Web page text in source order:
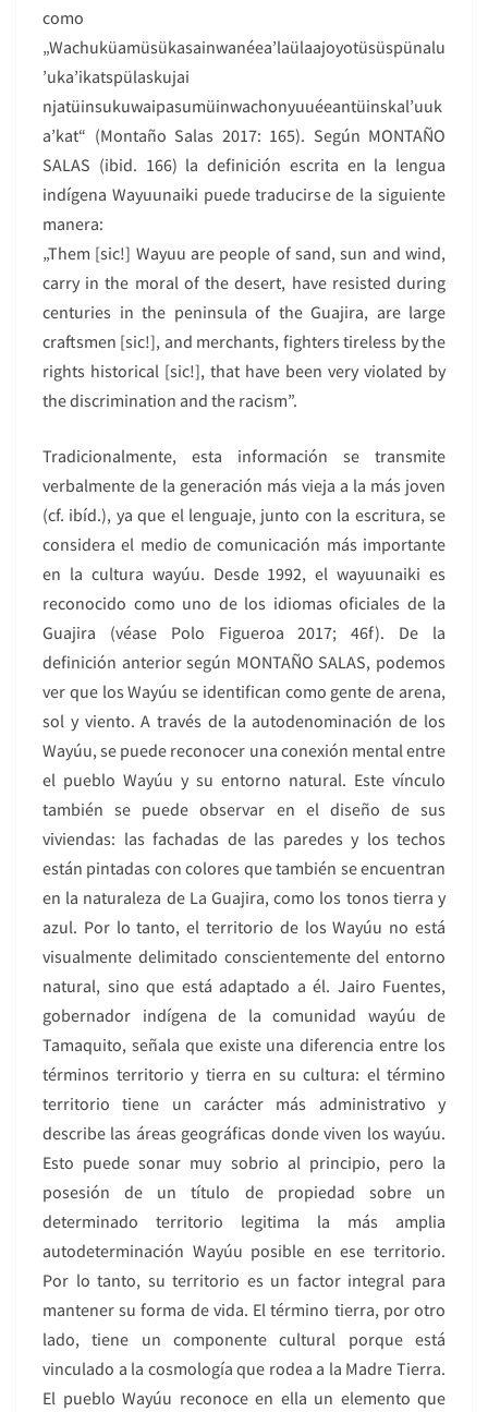
como
„Wachuküamüsükasainwanéea’laülaajoyotüsüspünalu
’uka’ikatspülaskujai
njatüinsukuwaipasumüinwachonyuuéeantüinskal’uuk
a’kat“ (Montaño Salas 2017: 165). Según MONTAÑO
SALAS (ibid. 166) la definición escrita en la lengua
indígena Wayuunaiki puede traducirse de la siguiente
manera:
„Them [sic!] Wayuu are people of sand, sun and wind,
carry in the moral of the desert, have resisted during
centuries in the peninsula of the Guajira, are large
craftsmen [sic!], and merchants, fighters tireless by the
rights historical [sic!], that have been very violated by
the discrimination and the racism”.
Tradicionalmente, esta información se transmite
verbalmente de la generación más vieja a la más joven
(cf. ibíd.), ya que el lenguaje, junto con la escritura, se
considera el medio de comunicación más importante
en la cultura wayúu. Desde 1992, el wayuunaiki es
reconocido como uno de los idiomas oficiales de la
Guajira (véase Polo Figueroa 2017; 46f). De la
definición anterior según MONTAÑO SALAS, podemos
ver que los Wayúu se identifican como gente de arena,
sol y viento. A través de la autodenominación de los
Wayúu, se puede reconocer una conexión mental entre
el pueblo Wayúu y su entorno natural. Este vínculo
también se puede observar en el diseño de sus
viviendas: las fachadas de las paredes y los techos
están pintadas con colores que también se encuentran
en la naturaleza de La Guajira, como los tonos tierra y
azul. Por lo tanto, el territorio de los Wayúu no está
visualmente delimitado conscientemente del entorno
natural, sino que está adaptado a él. Jairo Fuentes,
gobernador indígena de la comunidad wayúu de
Tamaquito, señala que existe una diferencia entre los
términos territorio y tierra en su cultura: el término
territorio tiene un carácter más administrativo y
describe las áreas geográficas donde viven los wayúu.
Esto puede sonar muy sobrio al principio, pero la
posesión de un título de propiedad sobre un
determinado territorio legitima la más amplia
autodeterminación Wayúu posible en ese territorio.
Por lo tanto, su territorio es un factor integral para
mantener su forma de vida. El término tierra, por otro
lado, tiene un componente cultural porque está
vinculado a la cosmología que rodea a la Madre Tierra.
El pueblo Wayúu reconoce en ella un elemento que